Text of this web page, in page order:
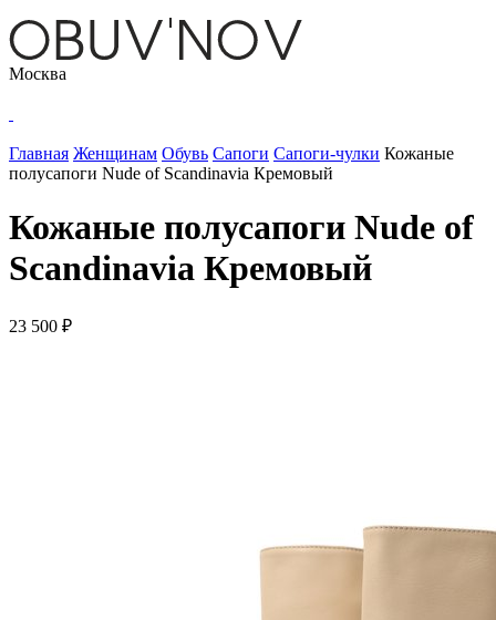
Москва
Главная Женщинам Обувь Сапоги Сапоги-чулки Кожаные
полусапоги Nude of Scandinavia Кремовый
Кожаные полусапоги Nude of
Scandinavia Кремовый
23 500 ₽